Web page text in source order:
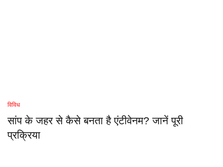
विविध
सांप के जहर से कैसे बनता है एंटीवेनम? जानें पूरी
प्रक्रिया